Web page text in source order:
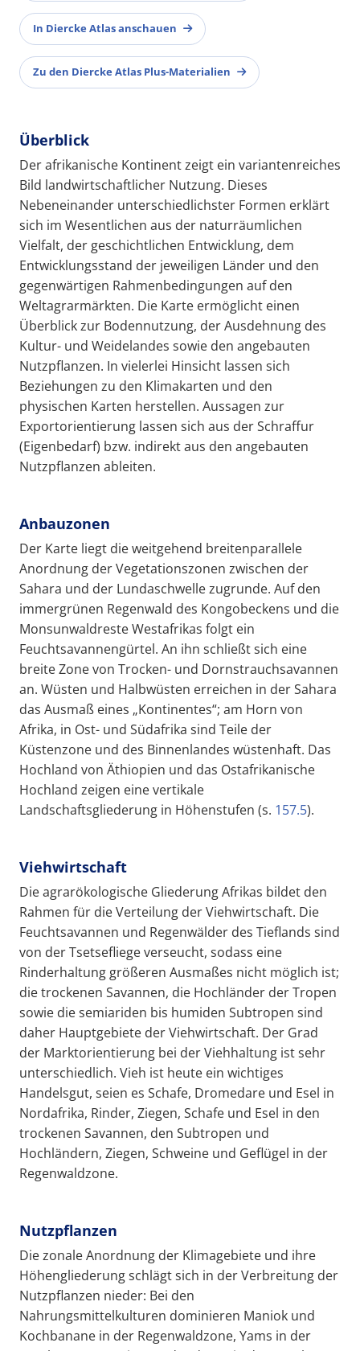
In Diercke Atlas anschauen
Zu den Diercke Atlas Plus-Materialien
Überblick
Der afrikanische Kontinent zeigt ein variantenreiches
Bild landwirtschaftlicher Nutzung. Dieses
Nebeneinander unterschiedlichster Formen erklärt
sich im Wesentlichen aus der naturräumlichen
Vielfalt, der geschichtlichen Entwicklung, dem
Entwicklungsstand der jeweiligen Länder und den
gegenwärtigen Rahmenbedingungen auf den
Weltagrarmärkten. Die Karte ermöglicht einen
Überblick zur Bodennutzung, der Ausdehnung des
Kultur- und Weidelandes sowie den angebauten
Nutzpflanzen. In vielerlei Hinsicht lassen sich
Beziehungen zu den Klimakarten und den
physischen Karten herstellen. Aussagen zur
Exportorientierung lassen sich aus der Schraffur
(Eigenbedarf) bzw. indirekt aus den angebauten
Nutzpflanzen ableiten.
Anbauzonen
Der Karte liegt die weitgehend breitenparallele
Anordnung der Vegetationszonen zwischen der
Sahara und der Lundaschwelle zugrunde. Auf den
immergrünen Regenwald des Kongobeckens und die
Monsunwaldreste Westafrikas folgt ein
Feuchtsavannengürtel. An ihn schließt sich eine
breite Zone von Trocken- und Dornstrauchsavannen
an. Wüsten und Halbwüsten erreichen in der Sahara
das Ausmaß eines „Kontinentes“; am Horn von
Afrika, in Ost- und Südafrika sind Teile der
Küstenzone und des Binnenlandes wüstenhaft. Das
Hochland von Äthiopien und das Ostafrikanische
Hochland zeigen eine vertikale
Landschaftsgliederung in Höhenstufen (s. 157.5).
Viehwirtschaft
Die agrarökologische Gliederung Afrikas bildet den
Rahmen für die Verteilung der Viehwirtschaft. Die
Feuchtsavannen und Regenwälder des Tieflands sind
von der Tsetsefliege verseucht, sodass eine
Rinderhaltung größeren Ausmaßes nicht möglich ist;
die trockenen Savannen, die Hochländer der Tropen
sowie die semiariden bis humiden Subtropen sind
daher Hauptgebiete der Viehwirtschaft. Der Grad
der Marktorientierung bei der Viehhaltung ist sehr
unterschiedlich. Vieh ist heute ein wichtiges
Handelsgut, seien es Schafe, Dromedare und Esel in
Nordafrika, Rinder, Ziegen, Schafe und Esel in den
trockenen Savannen, den Subtropen und
Hochländern, Ziegen, Schweine und Geflügel in der
Regenwaldzone.
Nutzpflanzen
Die zonale Anordnung der Klimagebiete und ihre
Höhengliederung schlägt sich in der Verbreitung der
Nutzpflanzen nieder: Bei den
Nahrungsmittelkulturen dominieren Maniok und
Kochbanane in der Regenwaldzone, Yams in der